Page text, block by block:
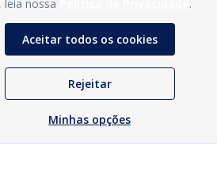
leia nossa
.
Aceitar todos os cookies
Rejeitar
Minhas opções